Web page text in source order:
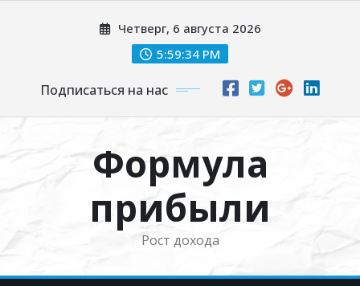
Четверг, 6 августа 2026
5:59:35 PM
Подписаться на нас
Формула
прибыли
Рост дохода